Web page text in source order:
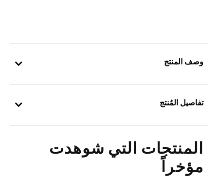
وصف المنتج
تفاصيل المُنتج
المنتجات التي شوهدت
مؤخراً